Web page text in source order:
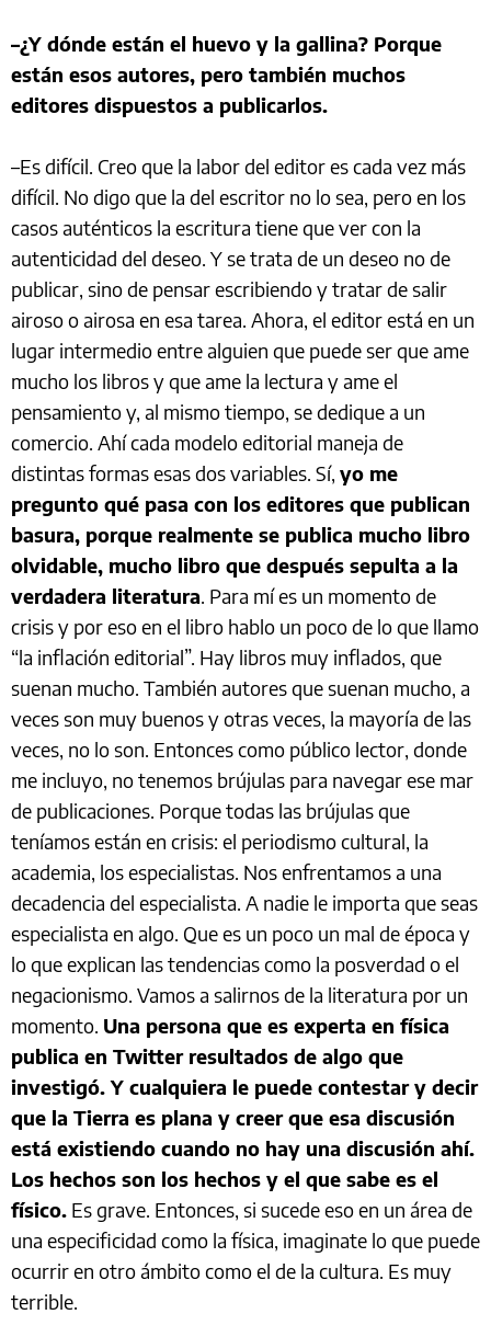
–¿Y dónde están el huevo y la gallina? Porque
están esos autores, pero también muchos
editores dispuestos a publicarlos.
–Es difícil. Creo que la labor del editor es cada vez más
difícil. No digo que la del escritor no lo sea, pero en los
casos auténticos la escritura tiene que ver con la
autenticidad del deseo. Y se trata de un deseo no de
publicar, sino de pensar escribiendo y tratar de salir
airoso o airosa en esa tarea. Ahora, el editor está en un
lugar intermedio entre alguien que puede ser que ame
mucho los libros y que ame la lectura y ame el
pensamiento y, al mismo tiempo, se dedique a un
comercio. Ahí cada modelo editorial maneja de
distintas formas esas dos variables. Sí, yo me
pregunto qué pasa con los editores que publican
basura, porque realmente se publica mucho libro
olvidable, mucho libro que después sepulta a la
verdadera literatura. Para mí es un momento de
crisis y por eso en el libro hablo un poco de lo que llamo
“la inflación editorial”. Hay libros muy inflados, que
suenan mucho. También autores que suenan mucho, a
veces son muy buenos y otras veces, la mayoría de las
veces, no lo son. Entonces como público lector, donde
me incluyo, no tenemos brújulas para navegar ese mar
de publicaciones. Porque todas las brújulas que
teníamos están en crisis: el periodismo cultural, la
academia, los especialistas. Nos enfrentamos a una
decadencia del especialista. A nadie le importa que seas
especialista en algo. Que es un poco un mal de época y
lo que explican las tendencias como la posverdad o el
negacionismo. Vamos a salirnos de la literatura por un
momento. Una persona que es experta en física
publica en Twitter resultados de algo que
investigó. Y cualquiera le puede contestar y decir
que la Tierra es plana y creer que esa discusión
está existiendo cuando no hay una discusión ahí.
Los hechos son los hechos y el que sabe es el
físico. Es grave. Entonces, si sucede eso en un área de
una especificidad como la física, imaginate lo que puede
ocurrir en otro ámbito como el de la cultura. Es muy
terrible.